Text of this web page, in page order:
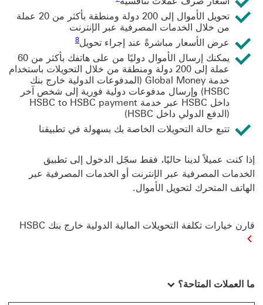
تحويل الأموال إلى 200 دولة ومنطقة بأكثر من 20 عملة
من خلال الخدمات المصرفية عبر الإنترنت
عرض الأسعار مباشرةً عند إجراء تحويل8
8 عرض الحاشية السفلية 8
يمكنك إرسال الأموال دوليًا من على هاتفك بأكثر من 60
عملة إلى 200 دولة ومنطقة من خلال ‏‫التحويلات باستخدام
خدمة Global Money (المدفوعات الدولية خارج بنك
HSBC) وإرسال مدفوعات دولية فورية إلى شخص آخر
داخل HSBC عبر خدمة HSBC to HSBC payment
(الدفع الدولي داخل HSBC)
تتبع حالة التحويلات الخاصة بك بسهولة في تطبيقنا
إذا كنت عميلاً لدينا حاليًا، فقط سجّل الدخول إلى تطبيق
الخدمات المصرفية عبر الإنترنت أو الخدمات المصرفية عبر
الهاتف المتحرك لتحويل الأموال.
قارن خيارات تكلفة التحويلات المالية الدولية خارج بنك HSBC
ما العملات المتاحة؟